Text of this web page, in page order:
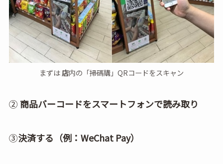
まずは店内の「掃碼購」QRコードをスキャン
② 商品バーコードをスマートフォンで読み取り
③決済する（例：WeChat Pay）